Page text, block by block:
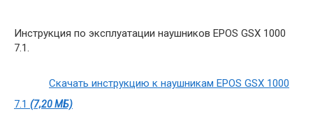
Инструкция по эксплуатации наушников EPOS GSX 1000
7.1.
Скачать инструкцию к наушникам EPOS GSX 1000
7.1 (7,20 МБ)